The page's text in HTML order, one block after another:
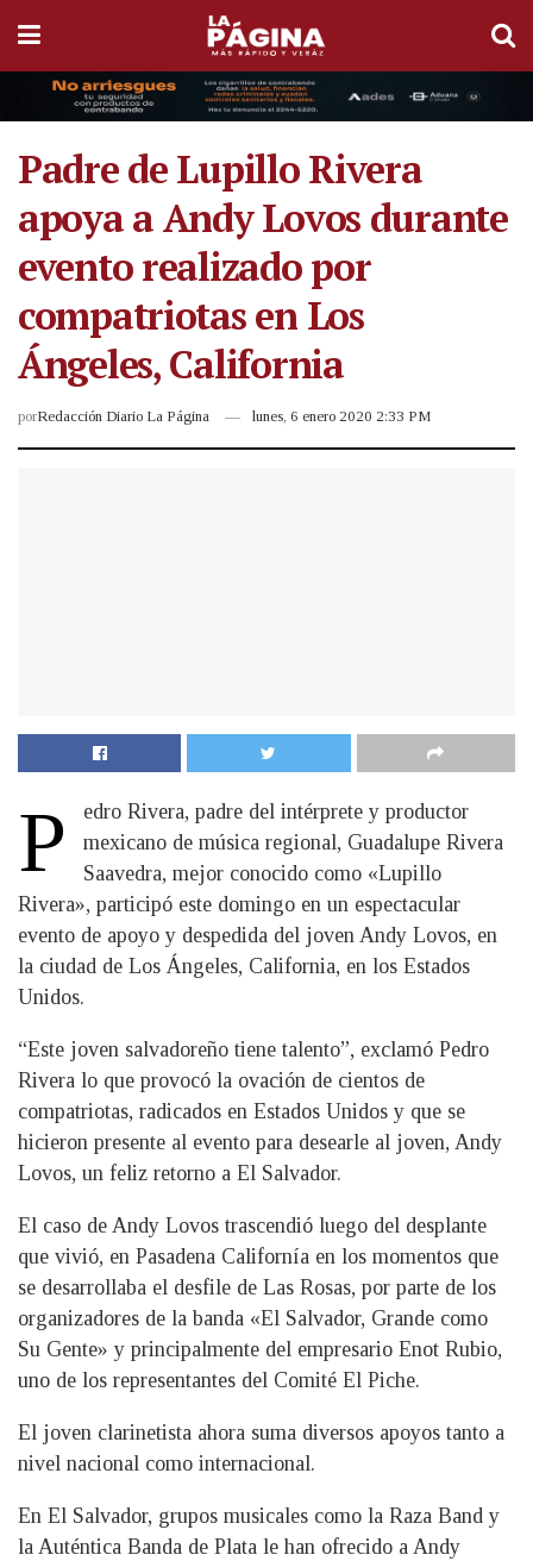
Padre de Lupillo Rivera
apoya a Andy Lovos durante
evento realizado por
compatriotas en Los
Ángeles, California
porRedacción Diario La Página lunes, 6 enero 2020 2:33 PM
P
edro Rivera, padre del intérprete y productor
mexicano de música regional, Guadalupe Rivera
Saavedra, mejor conocido como «Lupillo
Rivera», participó este domingo en un espectacular
evento de apoyo y despedida del joven Andy Lovos, en
la ciudad de Los Ángeles, California, en los Estados
Unidos.
“Este joven salvadoreño tiene talento”, exclamó Pedro
Rivera lo que provocó la ovación de cientos de
compatriotas, radicados en Estados Unidos y que se
hicieron presente al evento para desearle al joven, Andy
Lovos, un feliz retorno a El Salvador.
El caso de Andy Lovos trascendió luego del desplante
que vivió, en Pasadena Californía en los momentos que
se desarrollaba el desfile de Las Rosas, por parte de los
organizadores de la banda «El Salvador, Grande como
Su Gente» y principalmente del empresario Enot Rubio,
uno de los representantes del Comité El Piche.
El joven clarinetista ahora suma diversos apoyos tanto a
nivel nacional como internacional.
En El Salvador, grupos musicales como la Raza Band y
la Auténtica Banda de Plata le han ofrecido a Andy